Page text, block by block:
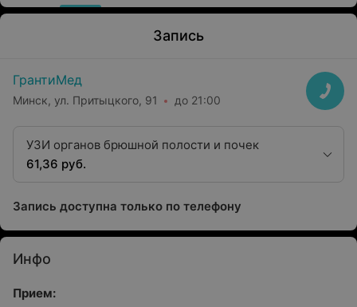
Запись
ГрантиМед
Минск, ул. Притыцкого, 91 до 21:00
УЗИ органов брюшной полости и почек
61,36 руб.
Запись доступна только по телефону
Инфо
Прием: